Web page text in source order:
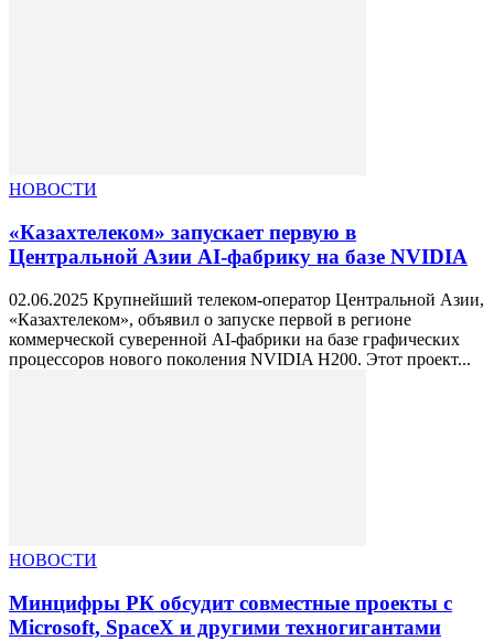
НОВОСТИ
«Казахтелеком» запускает первую в
Центральной Азии AI-фабрику на базе NVIDIA
02.06.2025 Крупнейший телеком-оператор Центральной Азии,
«Казахтелеком», объявил о запуске первой в регионе
коммерческой суверенной AI-фабрики на базе графических
процессоров нового поколения NVIDIA H200. Этот проект...
НОВОСТИ
Минцифры РК обсудит совместные проекты с
Microsoft, SpaceX и другими техногигантами